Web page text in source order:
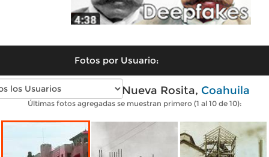
Fotos por Usuario:
Fotos antiguas de Nueva Rosita, Coahuila
Últimas fotos agregadas se muestran primero (1 al 10 de 10):